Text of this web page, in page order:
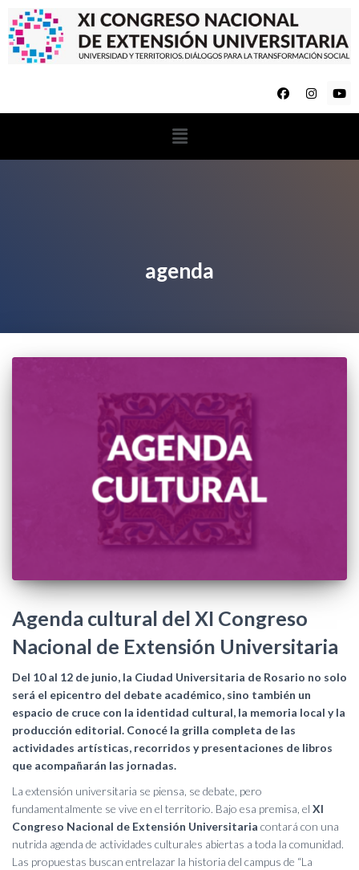
agenda
Agenda cultural del XI Congreso
Nacional de Extensión Universitaria
Del 10 al 12 de junio, la Ciudad Universitaria de Rosario no solo
será el epicentro del debate académico, sino también un
espacio de cruce con la identidad cultural, la memoria local y la
producción editorial. Conocé la grilla completa de las
actividades artísticas, recorridos y presentaciones de libros
que acompañarán las jornadas.
La extensión universitaria se piensa, se debate, pero
fundamentalmente se vive en el territorio. Bajo esa premisa, el XI
Congreso Nacional de Extensión Universitaria contará con una
nutrida agenda de actividades culturales abiertas a toda la comunidad.
Las propuestas buscan entrelazar la historia del campus de “La